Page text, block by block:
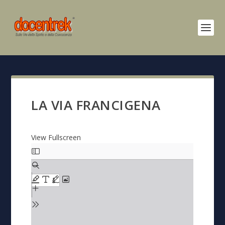
LA VIA FRANCIGENA
View Fullscreen
S
k
i
p
o